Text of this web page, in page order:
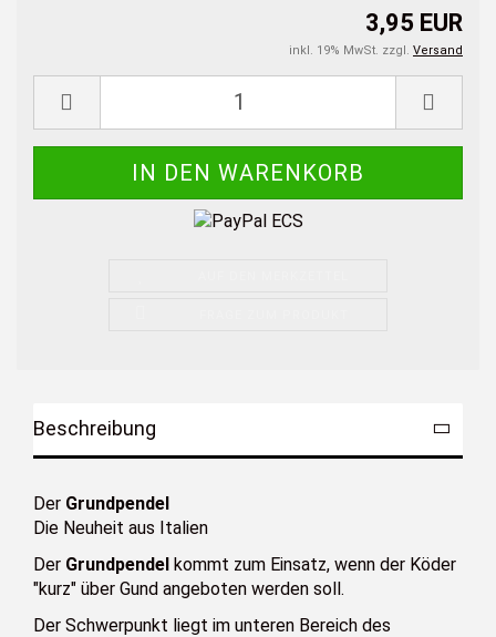
3,95 EUR
inkl. 19% MwSt. zzgl. Versand
Beschreibung
Der Grundpendel
Die Neuheit aus Italien
Der Grundpendel kommt zum Einsatz, wenn der Köder
"kurz" über Gund angeboten werden soll.
Der Schwerpunkt liegt im unteren Bereich des